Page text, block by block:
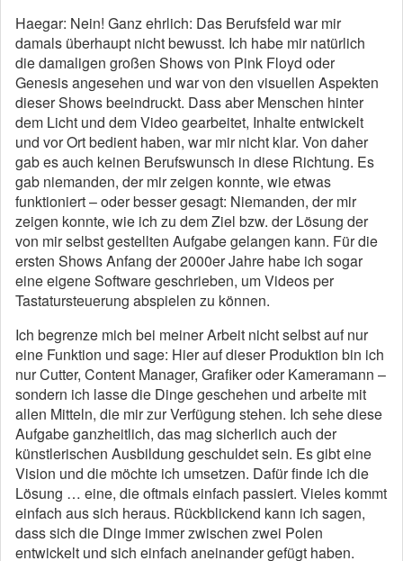
Haegar: Nein! Ganz ehrlich: Das Berufsfeld war mir
damals überhaupt nicht bewusst. Ich habe mir natürlich
die damaligen großen Shows von Pink Floyd oder
Genesis angesehen und war von den visuellen Aspekten
dieser Shows beeindruckt. Dass aber Menschen hinter
dem Licht und dem Video gearbeitet, Inhalte entwickelt
und vor Ort bedient haben, war mir nicht klar. Von daher
gab es auch keinen Berufswunsch in diese Richtung. Es
gab niemanden, der mir zeigen konnte, wie etwas
funktioniert – oder besser gesagt: Niemanden, der mir
zeigen konnte, wie ich zu dem Ziel bzw. der Lösung der
von mir selbst gestellten Aufgabe gelangen kann. Für die
ersten Shows Anfang der 2000er Jahre habe ich sogar
eine eigene Software geschrieben, um Videos per
Tastatursteuerung abspielen zu können.
Ich begrenze mich bei meiner Arbeit nicht selbst auf nur
eine Funktion und sage: Hier auf dieser Produktion bin ich
nur Cutter, Content Manager, Grafiker oder Kameramann –
sondern ich lasse die Dinge geschehen und arbeite mit
allen Mitteln, die mir zur Verfügung stehen. Ich sehe diese
Aufgabe ganzheitlich, das mag sicherlich auch der
künstlerischen Ausbildung geschuldet sein. Es gibt eine
Vision und die möchte ich umsetzen. Dafür finde ich die
Lösung … eine, die oftmals einfach passiert. Vieles kommt
einfach aus sich heraus. Rückblickend kann ich sagen,
dass sich die Dinge immer zwischen zwei Polen
entwickelt und sich einfach aneinander gefügt haben.